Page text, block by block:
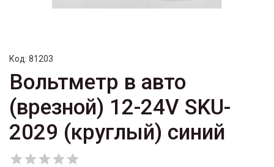
Код: 81203
Вольтметр в авто
(врезной) 12-24V SKU-
2029 (круглый) синий
